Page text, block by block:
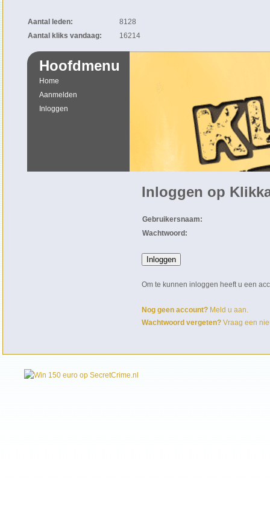
Aantal leden:
8128
Aantal kliks vandaag:
16214
Inloggen op
Gebruikersnaam:
Wachtwoord:
Om te kunnen inloggen heeft u een
Nog geen account? Meld u aan.
Wachtwoord vergeten? Vraag een
Hoofdmenu
Home
Aanmelden
Inloggen